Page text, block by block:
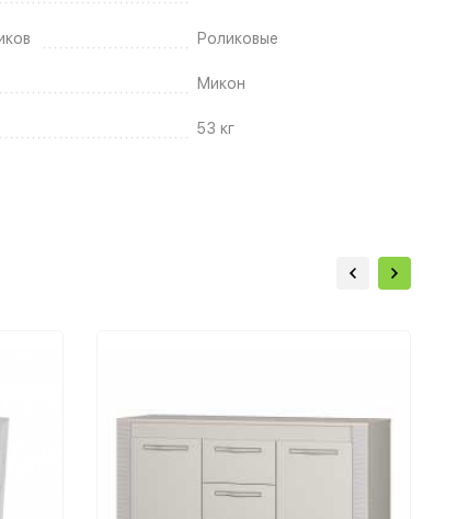
Роликовые
Микон
53 кг